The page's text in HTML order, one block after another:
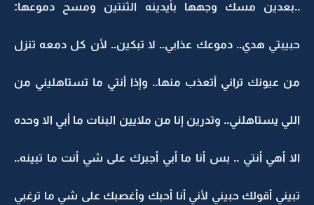
..بعدين مسك وجهها بأيدينه الثنتين ومسح دموعها:
حبيبتي هدي.. دموعك عذابي.. لا تبكين.. لأن كل دمعه تنزل
من عيونك تراني أتعذب منها.. وإذا أنتي ما تستاهليني من
اللي يستاهلني.. وتدرين إنا من ملايين البنات ما أبي الا وحده
الا أهي أنتي .. بس أنا ما أبي أجبرك على شي أنت ما تبينه..
تبيني أقولك حبيني لأني أنا أحبك وأغصبك على شي ما ترغبي